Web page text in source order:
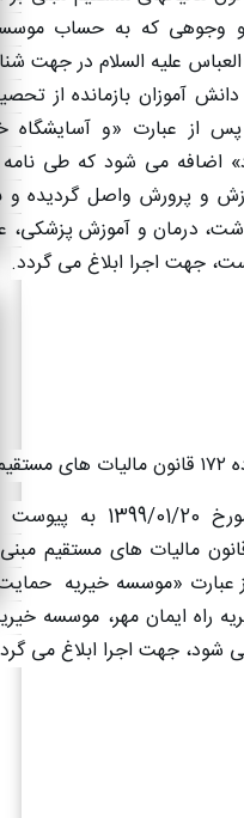
وجوهی که به حساب
علیه السلام در جهت
آموزان بازمانده از
عبارت «و آسایشگاه
محترم آموزش و پرورش واصل
درمان و آموزش پزشکی،
جهت اجرا ابلاغ می گردد.
۱۷۲ قانون مالیات های
پیرو بخشنامه شماره 210/99/
اجرایی موضوع ماده 172 قانون مالیات های
عبارت «موسسه خیریه حمایت
راه ایمان مهر، موسسه
شود، جهت اجرا ابلاغ می